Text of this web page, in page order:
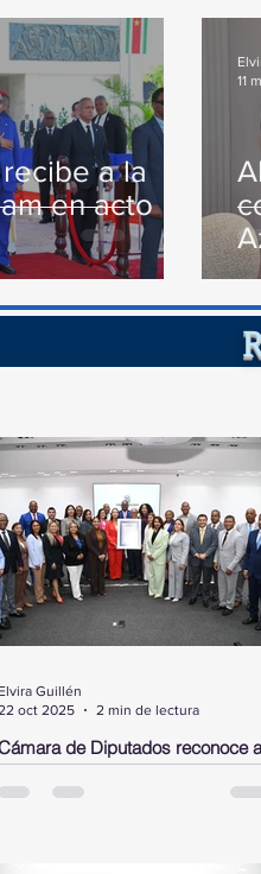
a la
en acto
11
de Diputados reconoce a
Jiménez Pimentel,
destacada en los
Elvira Guillén
oct 2025
2 min de lectura